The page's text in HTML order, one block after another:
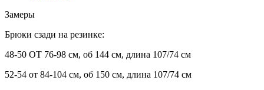
Замеры
Брюки сзади на резинке:
48-50 ОТ 76-98 см, об 144 см, длина 107/74 см
52-54 от 84-104 см, об 150 см, длина 107/74 см